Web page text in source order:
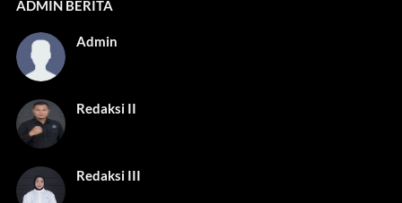
ADMIN BERITA
Admin
Redaksi II
Redaksi III